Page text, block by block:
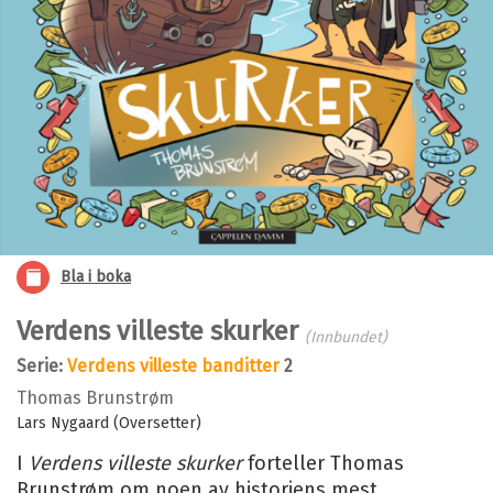
Bla i boka
Verdens villeste skurker (Innbundet)
Serie: Verdens villeste banditter2
Thomas Brunstrøm
Lars Nygaard (Oversetter)
I Verdens villeste skurkerforteller Thomas